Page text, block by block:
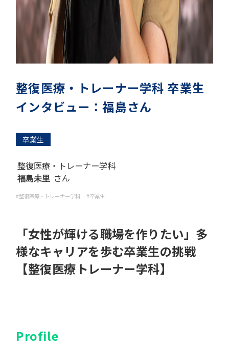
整復医療・トレーナー学科 卒業生
インタビュー：福島さん
卒業生
整復医療・トレーナー学科
福島未里 さん
#整復医療・トレーナー学科#卒業生
「女性が輝ける職場を作りたい」多
様なキャリアを歩む卒業生の挑戦
【整復医療トレーナー学科】
Profile